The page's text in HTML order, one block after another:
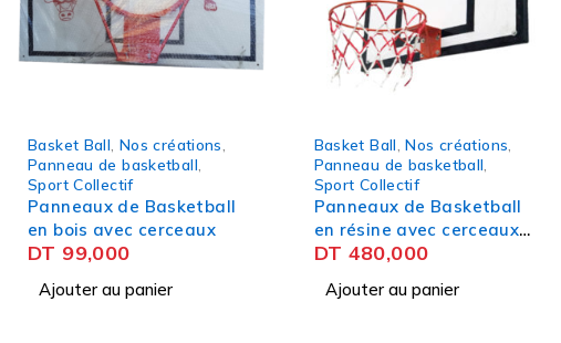
Basket Ball Nos créations
Panneau de basketball
Sport Collectif
Panneaux de Basketball
en bois avec cerceaux
DT 99,000
Ajouter au panier
Basket Ball ,Nos créations
Panneau de basketball
Sport Collectif
Panneaux de Basketball
en résine avec cerceaux
-1m20 - 90 cm
DT 480,000
Ajouter au panier